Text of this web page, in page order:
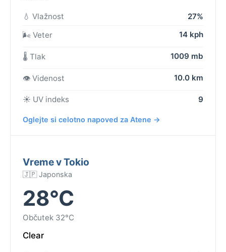
💧 Vlažnost
27%
🌬️ Veter
14 kph
🌡️ Tlak 1009 mb
👁️ Videnost 10.0 km
☀️ UV indeks 9
Oglejte si celotno napoved za Atene →
Vreme v Tokio
🇯🇵 Japonska
28°C
Občutek 32°C
Clear